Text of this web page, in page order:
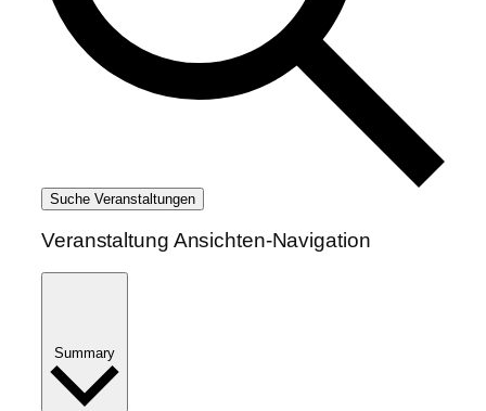
Suche Veranstaltungen
Veranstaltung Ansichten-Navigation
Summary